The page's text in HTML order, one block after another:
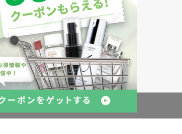
サイトです。
り揃えています。
体制